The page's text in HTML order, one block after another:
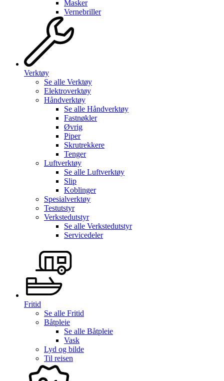
Masker
Vernebriller
Verktøy
Se alle Verktøy
Elektroverktøy
Håndverktøy
Se alle Håndverktøy
Fastnøkler
Øvrig
Piper
Skrutrekkere
Tenger
Luftverktøy
Se alle Luftverktøy
Slip
Koblinger
Spesialverktøy
Testutstyr
Verkstedutstyr
Se alle Verkstedutstyr
Servicedeler
Fritid
Se alle Fritid
Båtpleie
Se alle Båtpleie
Vask
Lyd og bilde
Til reisen